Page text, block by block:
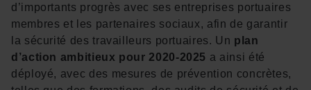
d’importants progrès avec ses entreprises portuaires
membres et les partenaires sociaux, afin de garantir
la sécurité des travailleurs portuaires. Un plan
d’action ambitieux pour 2020-2025 a ainsi été
déployé, avec des mesures de prévention concrètes,